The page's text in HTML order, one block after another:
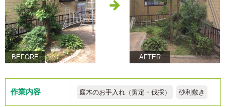
BEFORE AFTER
作業内容 庭木のお手入れ（剪定・伐採） 砂利敷き